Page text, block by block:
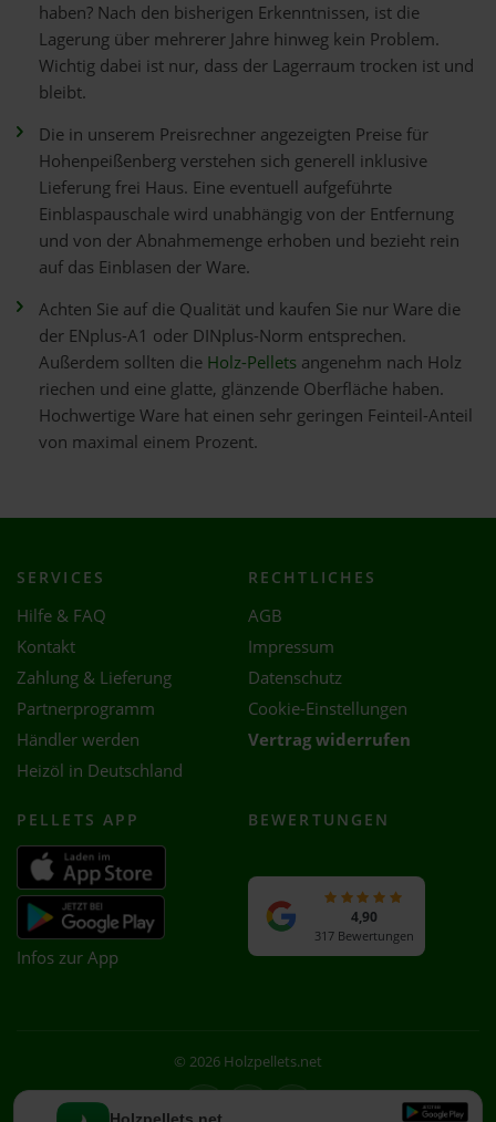
haben? Nach den bisherigen Erkenntnissen, ist die
Lagerung über mehrerer Jahre hinweg kein Problem.
Wichtig dabei ist nur, dass der Lagerraum trocken ist und
bleibt.
Die in unserem Preisrechner angezeigten Preise für
Hohenpeißenberg verstehen sich generell inklusive
Lieferung frei Haus. Eine eventuell aufgeführte
Einblaspauschale wird unabhängig von der Entfernung
und von der Abnahmemenge erhoben und bezieht rein
auf das Einblasen der Ware.
Achten Sie auf die Qualität und kaufen Sie nur Ware die
der ENplus-A1 oder DINplus-Norm entsprechen.
Außerdem sollten die Holz-Pellets angenehm nach Holz
riechen und eine glatte, glänzende Oberfläche haben.
Hochwertige Ware hat einen sehr geringen Feinteil-Anteil
von maximal einem Prozent.
Holzpellets.net
SERVICES
Hilfe & FAQ
Kontakt
Zahlung & Lieferung
Partnerprogramm
Händler werden
Heizöl in Deutschland
RECHTLICHES
AGB
Impressum
Datenschutz
Cookie-Einstellungen
Vertrag widerrufen
PELLETS APP
Infos zur App
BEWERTUNGEN
4,90
317 Bewertungen
© 2026 Holzpellets.net
Facebook